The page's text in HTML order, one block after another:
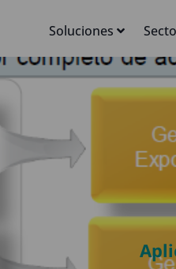
Soluciones